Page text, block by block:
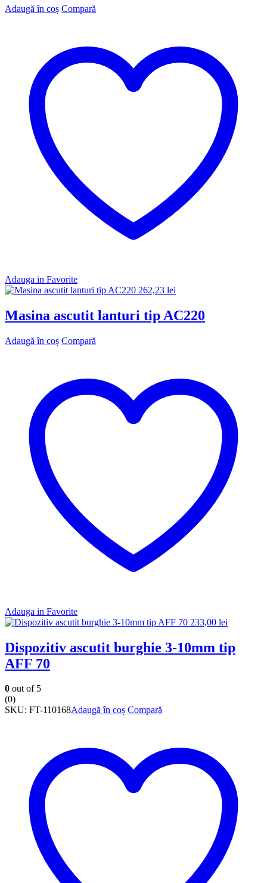
Adaugă în coș Compară
Adauga in Favorite
262,23 lei
Masina ascutit lanturi tip AC220
Adaugă în coș Compară
Adauga in Favorite
233,00 lei
Dispozitiv ascutit burghie 3-10mm tip
AFF 70
0 out of 5
(0)
SKU: FT-110168Adaugă în coș Compară